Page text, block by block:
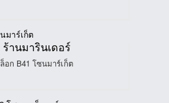
ร้านมารินเดอร์
ล็อก B41 โซนมาร์เก็ต